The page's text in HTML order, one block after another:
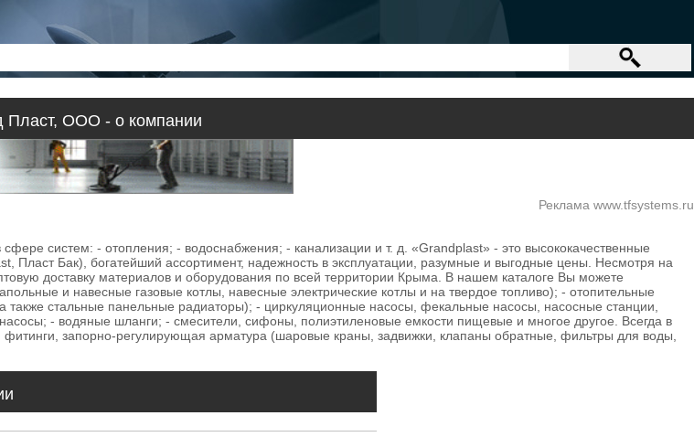
Пласт, ООО - о компании
Реклама www.tfsystems.ru
систем: - отопления; - водоснабжения; - канализации и т. д. «Grandplast» - это высококачественные
Бак), богатейший ассортимент, надежность в эксплуатации, разумные и выгодные цены. Несмотря на
доставку материалов и оборудования по всей территории Крыма. В нашем каталоге Вы можете
и навесные газовые котлы, навесные электрические котлы и на твердое топливо); - отопительные
стальные панельные радиаторы); - циркуляционные насосы, фекальные насосы, насосные станции,
- водяные шланги; - смесители, сифоны, полиэтиленовые емкости пищевые и многое другое. Всегда в
запорно-регулирующая арматура (шаровые краны, задвижки, клапаны обратные, фильтры для воды,